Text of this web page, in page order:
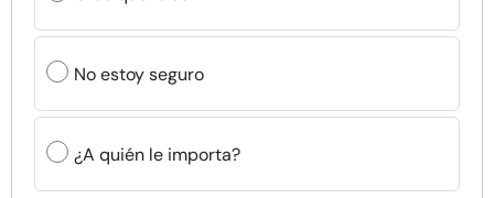
No estoy seguro
¿A quién le importa?